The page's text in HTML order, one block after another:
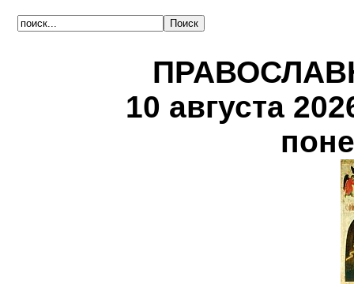
10 августа